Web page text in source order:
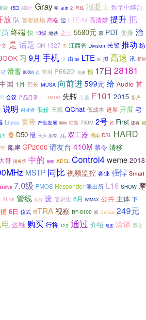
统 15日 800个 Gray 图 遗体 21号线 混凝土 数字中继台
放 队 首都机场 高端 迎 LTE-M 高清楚 提升把
终端 快 13级 地铁 之三 5580元 累 PDT 变身 治
是 话题 QH-1327 天 江西省 Division 民警 推动 纺
习 9月 手机 谈 由 缺 LTE 新 拟 高速 讯 新时
记 滑雪 800M 众 警用 P6620i 迅速 预 17日 28181
国 1月 部长 MUSA 向前进599元给 Audio 首
会议 产品目录 一 M3188 先转 专业 F101 2015 客户
说明 创业者 低价 车载 QChat 低成本 进展 开展 宅
Liteos 宽带 产业发展 即时 联盟 700M 2号 抢 First 还有 频
关 器 D50 最 长庆 那有 元 双工器 湖南 DSL HARD
船岸 GP2000 请友台 410M 禁令 清移
哥 国务院 中的 接收 ADSL Control4weme 2018
MSTP 同比 视频监控 各业 强悍 Smart
7.0级 PMOS Responder 派出所 L16 SHOW 摩
SL16 管线 集群 设 信息化 6月 WiMAX 公共 主体 下
6日 仪式 eTRA视察 BF-8100 间 Critical 249元
运维 购买 行将 12月 通过 介绍 组图 洽谈 双创